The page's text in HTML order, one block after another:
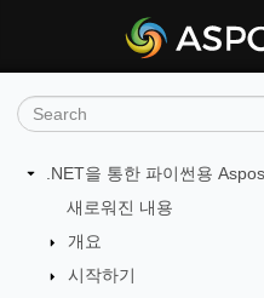
.NET을 통한 파이썬용
새로워진 내용
개요
시작하기